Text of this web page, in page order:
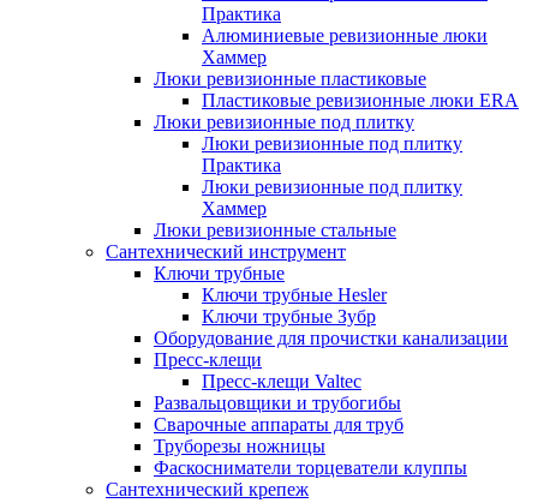
Практика
Алюминиевые ревизионные люки
Хаммер
Люки ревизионные пластиковые
Пластиковые ревизионные люки ERA
Люки ревизионные под плитку
Люки ревизионные под плитку
Практика
Люки ревизионные под плитку
Хаммер
Люки ревизионные стальные
Сантехнический инструмент
Ключи трубные
Ключи трубные Hesler
Ключи трубные Зубр
Оборудование для прочистки канализации
Пресс-клещи
Пресс-клещи Valtec
Развальцовщики и трубогибы
Сварочные аппараты для труб
Труборезы ножницы
Фаскосниматели торцеватели клуппы
Сантехнический крепеж